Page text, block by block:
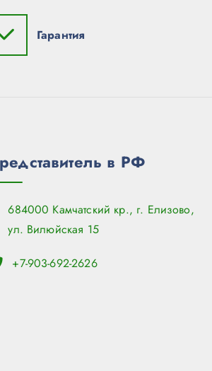
Гарантия
в РФ
684000 Камчатский кр., г. Елизово,
ул. Вилюйская 15
+7-903-692-2626